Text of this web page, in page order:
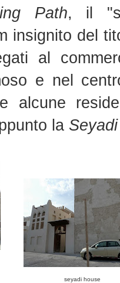
Path, il
insignito del
al
e nel
alcune
la
seyadi house